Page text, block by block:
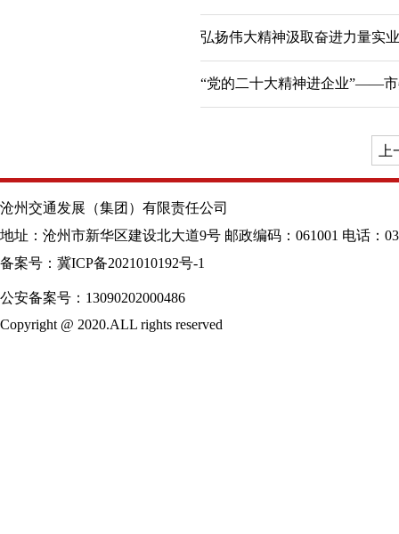
弘扬伟大精神汲取奋进力量实
“党的二十大精神进企业”——市
沧州交通发展（集团）有限责任公司
地址：沧州市新华区建设北大道9号 邮政编码：061001 电话：
备案号：冀ICP备2021010192号-1
公安备案号：13090202000486
Copyright @ 2020.ALL rights reserved